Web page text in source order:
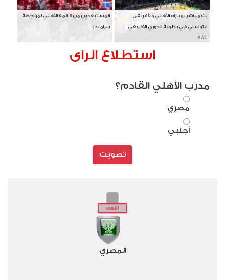
بث مباشر لمباراة الأهلي والأفريقي
التونسي في بطولة الدوري الأفريقي
BAL
المستبعدين من قائمة الأهلي لمواجهة
بيراميدز
استطلاع الراى
مدرب الأهلي القادم؟
مصري
أجنبي
تصويت
المصري